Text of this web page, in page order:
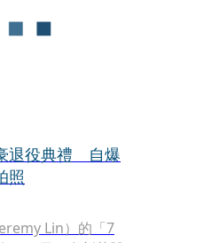
退役典禮 自爆
照
Lin）的「7